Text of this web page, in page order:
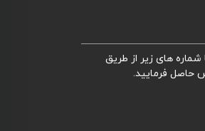
های زیر از طریق
حاصل فرمایید.